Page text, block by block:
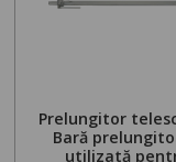
Prelungitor
Bară
utilizată